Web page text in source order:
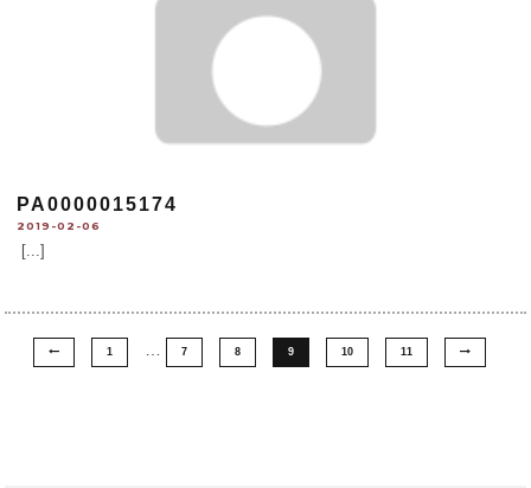
PA0000015174
2019-02-06
[...]
1 7 8 9 10 11